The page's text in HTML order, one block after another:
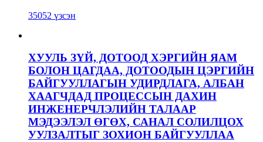
35052 үзсэн
ХУУЛЬ ЗҮЙ, ДОТООД ХЭРГИЙН ЯАМ
БОЛОН ЦАГДАА, ДОТООДЫН ЦЭРГИЙН
БАЙГУУЛЛАГЫН УДИРДЛАГА, АЛБАН
ХААГЧДАД ПРОЦЕССЫН ДАХИН
ИНЖЕНЕРЧЛЭЛИЙН ТАЛААР
МЭДЭЭЛЭЛ ӨГӨХ, САНАЛ СОЛИЛЦОХ
УУЛЗАЛТЫГ ЗОХИОН БАЙГУУЛЛАА